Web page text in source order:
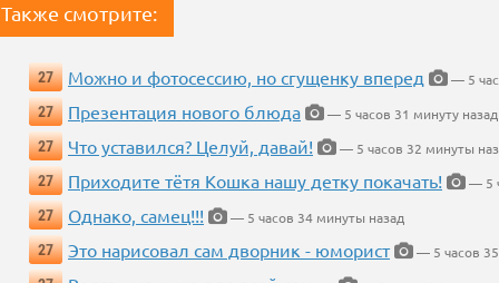
Также смотрите:
27 Можно и фотосессию, но сгущенку вперед
— 5
27
Презентация нового блюда
— 5 часов 31 минуту назад
27
Что уставился? Целуй, давай!
— 5 часов 32 минуты
27
Приходите тётя Кошка нашу детку покачать!
— 5
27
Однако, самец!!!
— 5 часов 34 минуты назад
27
Это нарисовал сам дворник - юморист
— 5 часов